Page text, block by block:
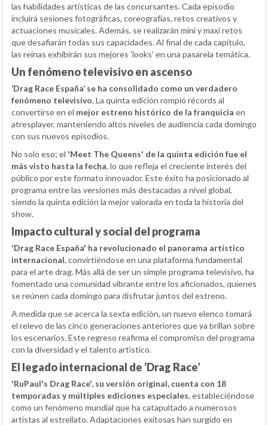
las habilidades artísticas de las concursantes. Cada episodio
incluirá sesiones fotográficas, coreografías, retos creativos y
actuaciones musicales. Además, se realizarán mini y maxi retos
que desafiarán todas sus capacidades. Al final de cada capítulo,
las reinas exhibirán sus mejores 'looks' en una pasarela temática.
Un fenómeno televisivo en ascenso
‘Drag Race España’ se ha consolidado como un verdadero
fenómeno televisivo. La quinta edición rompió récords al
convertirse en el mejor estreno histórico de la franquicia en
atresplayer, manteniendo altos niveles de audiencia cada domingo
con sus nuevos episodios.
No solo eso; el 'Meet The Queens' de la quinta edición fue el
más visto hasta la fecha, lo que refleja el creciente interés del
público por este formato innovador. Este éxito ha posicionado al
programa entre las versiones más destacadas a nivel global,
siendo la quinta edición la mejor valorada en toda la historia del
show.
Impacto cultural y social del programa
'Drag Race España' ha revolucionado el panorama artístico
internacional, convirtiéndose en una plataforma fundamental
para el arte drag. Más allá de ser un simple programa televisivo, ha
fomentado una comunidad vibrante entre los aficionados, quienes
se reúnen cada domingo para disfrutar juntos del estreno.
A medida que se acerca la sexta edición, un nuevo elenco tomará
el relevo de las cinco generaciones anteriores que ya brillan sobre
los escenarios. Este regreso reafirma el compromiso del programa
con la diversidad y el talento artístico.
El legado internacional de ‘Drag Race’
'RuPaul's Drag Race', su versión original, cuenta con 18
temporadas y múltiples ediciones especiales, estableciéndose
como un fenómeno mundial que ha catapultado a numerosos
artistas al estrellato. Adaptaciones exitosas han surgido en